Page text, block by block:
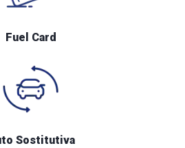
Fuel Card
Sostitutiva